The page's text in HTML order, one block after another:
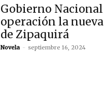
Gobierno Nacional
operación la
de Zipaquirá
Novela - septiembre 16, 2024